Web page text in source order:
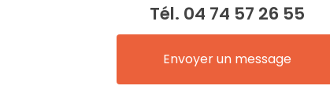
Tél. 04 74 57 26 55
Envoyer un message